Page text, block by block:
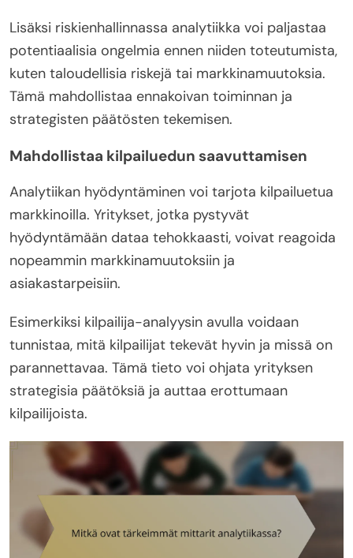
Lisäksi riskienhallinnassa analytiikka voi paljastaa
potentiaalisia ongelmia ennen niiden toteutumista,
kuten taloudellisia riskejä tai markkinamuutoksia.
Tämä mahdollistaa ennakoivan toiminnan ja
strategisten päätösten tekemisen.
Mahdollistaa kilpailuedun saavuttamisen
Analytiikan hyödyntäminen voi tarjota kilpailuetua
markkinoilla. Yritykset, jotka pystyvät
hyödyntämään dataa tehokkaasti, voivat reagoida
nopeammin markkinamuutoksiin ja
asiakastarpeisiin.
Esimerkiksi kilpailija-analyysin avulla voidaan
tunnistaa, mitä kilpailijat tekevät hyvin ja missä on
parannettavaa. Tämä tieto voi ohjata yrityksen
strategisia päätöksiä ja auttaa erottumaan
kilpailijoista.